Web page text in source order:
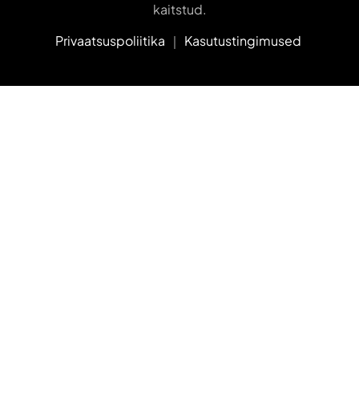
kaitstud.
Privaatsuspoliitika ｜ Kasutustingimused